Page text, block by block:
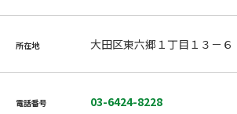
所在地 大田区東六郷１丁目１３－６
電話番号 03-6424-8228